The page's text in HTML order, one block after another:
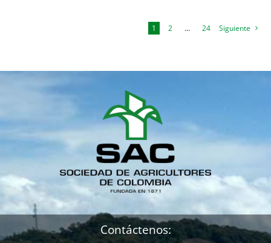
1 2 … 24 Siguiente
Contáctenos: